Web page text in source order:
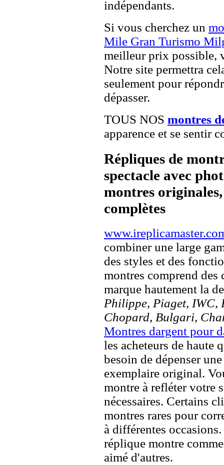
indépendants.
Si vous cherchez un
Mile Gran Turismo
meilleur prix possible,
Notre site permettra
seulement pour
dépasser.
TOUS NOS montres
apparence et se sentir
Répliques de
spectacle avec
montres
complètes
combiner une large
des styles et des
montres comprend des
marque hautement la
Philippe, Piaget, IWC,
Chopard, Bulgari,
Montres dargent pour
les acheteurs de haute
besoin de dépenser
exemplaire original.
montre à refléter votre
nécessaires. Certains
montres rares pour
à différentes
réplique montre
aimé d'autres.